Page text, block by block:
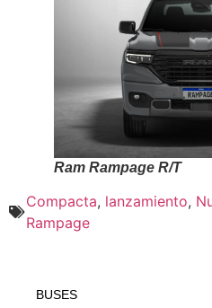
Ram Rampage R/T
Compacta, lanzamiento,
Rampage
BUSES